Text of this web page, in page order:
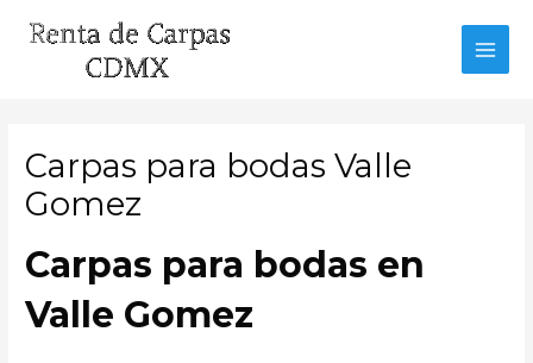
Carpas para bodas Valle
Gomez
Carpas para bodas en
Valle Gomez